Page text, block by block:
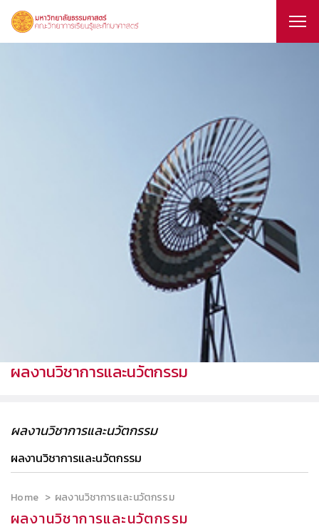
ผลงานวิชาการและนวัตกรรม
ผลงานวิชาการและนวัตกรรม
ผลงานวิชาการและนวัตกรรม
Home ผลงานวิชาการและนวัตกรรม
ผลงานวิชาการและนวัตกรรม